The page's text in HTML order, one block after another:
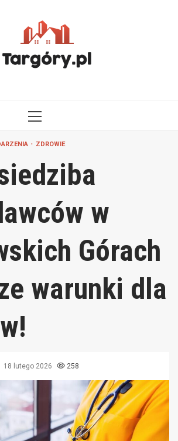
MENU
ZDROWIE
w
Górach
warunki dla
18 lutego 2026 258